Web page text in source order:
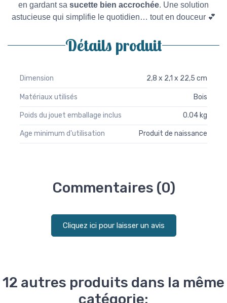
en gardant sa sucette bien accrochée. Une solution
astucieuse qui simplifie le quotidien… tout en douceur 💕
Détails produit
Dimension 2,8 x 2,1 x 22,5 cm
Matériaux utilisés Bois
Poids du jouet emballage inclus 0.04 kg
Age minimum d'utilisation Produit de naissance
Commentaires (0)
Cliquez ici pour laisser un avis
12 autres produits dans la même
catégorie: